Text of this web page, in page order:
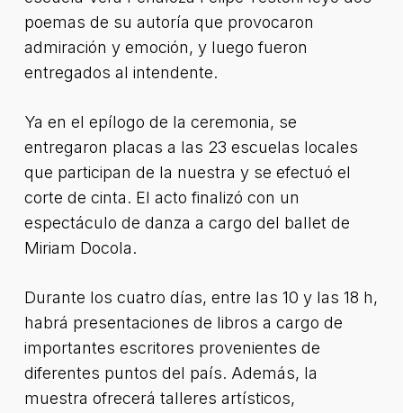
poemas de su autoría que provocaron
admiración y emoción, y luego fueron
entregados al intendente.
Ya en el epílogo de la ceremonia, se
entregaron placas a las 23 escuelas locales
que participan de la nuestra y se efectuó el
corte de cinta. El acto finalizó con un
espectáculo de danza a cargo del ballet de
Miriam Docola.
Durante los cuatro días, entre las 10 y las 18 h,
habrá presentaciones de libros a cargo de
importantes escritores provenientes de
diferentes puntos del país. Además, la
muestra ofrecerá talleres artísticos,